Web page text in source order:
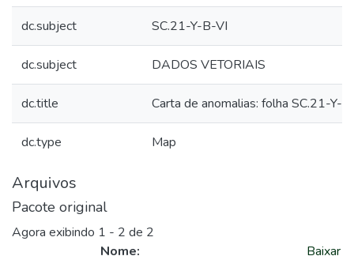
dc.subject SC.21-Y-B-VI
dc.subject DADOS VETORIAIS
dc.title Carta de anomalias: folha SC.21-Y-
dc.type Map
Arquivos
Pacote original
Agora exibindo 1 - 2 de 2
Nome:
Baixar